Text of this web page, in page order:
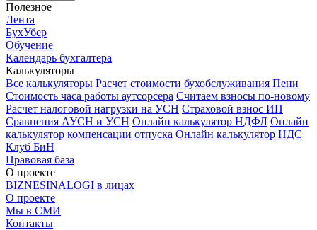
Полезное
Лента
БухУбер
Обучение
Календарь бухгалтера
Калькуляторы
Все калькуляторы Расчет стоимости бухобслуживания Пени
Стоимость часа работы аутсорсера Считаем взносы по-новому
Расчет налоговой нагрузки на УСН Страховой взнос ИП
Сравнения АУСН и УСН Онлайн калькулятор НДФЛ Онлайн
калькулятор компенсации отпуска Онлайн калькулятор НДС
Клуб БиН
Правовая база
О проекте
BIZNESINALOGI в лицах
О проекте
Мы в СМИ
Контакты